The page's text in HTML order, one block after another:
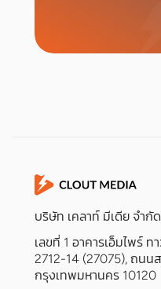
บริษัท เคลาท์ มีเดีย จำกัด
เลขที่ 1 อาคารเอ็มไพร์
2712-14 (27075), ถนน
กรุงเทพมหานคร 10120